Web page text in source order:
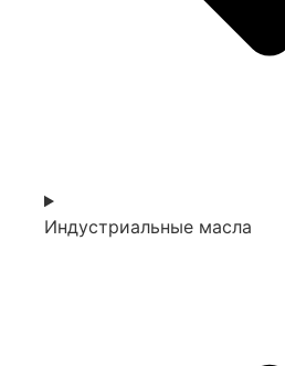
Индустриальные масла